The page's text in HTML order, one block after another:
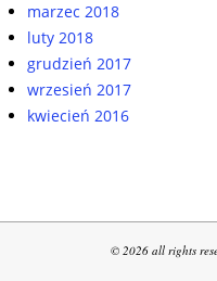
marzec 2018
luty 2018
grudzień 2017
wrzesień 2017
kwiecień 2016
© 2026 all rights